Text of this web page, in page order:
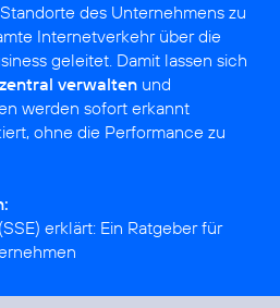
des Unternehmens zu
Internetverkehr über die
geleitet. Damit lassen sich
verwalten und
werden sofort erkannt
ohne die Performance zu
erklärt: Ein Ratgeber für